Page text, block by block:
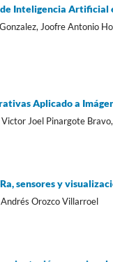
Inteligencia Artificial
Joofre Antonio
Aplicado a
Joel Pinargote
sensores y
Orozco Villarroel